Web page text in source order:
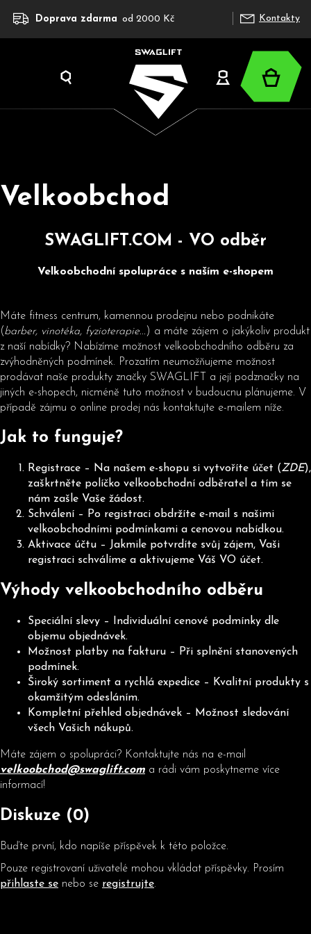
obsah
Doprava zdarma od 2000 Kč Kontakty
Hledat
Přihlášení
Velkoobchod
SWAGLIFT.COM - VO odběr
Velkoobchodní spolupráce s naším e-shopem
Máte fitness centrum, kamennou prodejnu nebo podnikáte
(barber, vinotéka, fyzioterapie...) a máte zájem o jakýkoliv produkt
z naší nabídky? Nabízíme možnost velkoobchodního odběru za
zvýhodněných podmínek. Prozatím neumožňujeme možnost
prodávat naše produkty značky SWAGLIFT a její podznačky na
jiných e-shopech, nicméně tuto možnost v budoucnu plánujeme. V
případě zájmu o online prodej nás kontaktujte e-mailem níže.
Jak to funguje?
Registrace – Na našem e-shopu si vytvoříte účet (ZDE),
zaškrtněte políčko velkoobchodní odběratel a tím se
nám zašle Vaše žádost.
Schválení – Po registraci obdržíte e-mail s našimi
velkoobchodními podmínkami a cenovou nabídkou.
Aktivace účtu – Jakmile potvrdíte svůj zájem, Vaši
registraci schválíme a aktivujeme Váš VO účet.
Výhody velkoobchodního odběru
Speciální slevy – Individuální cenové podmínky dle
objemu objednávek.
Možnost platby na fakturu – Při splnění stanovených
podmínek.
Široký sortiment a rychlá expedice – Kvalitní produkty s
okamžitým odesláním.
Kompletní přehled objednávek – Možnost sledování
všech Vašich nákupů.
Máte zájem o spolupráci? Kontaktujte nás na e-mail
velkoobchod@swaglift.com a rádi vám poskytneme více
informací!
Diskuze (0)
Buďte první, kdo napíše příspěvek k této položce.
Pouze registrovaní uživatelé mohou vkládat příspěvky. Prosím
přihlaste se nebo se registrujte.
C
b
u
j
e
t
e
n
?
o
o
u
č
u
e
m
e